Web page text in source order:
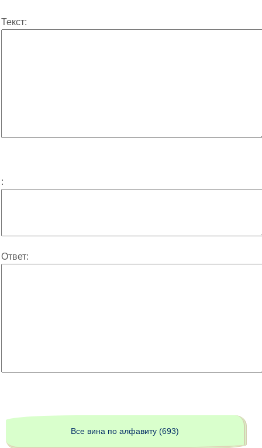
Текст:
:
Ответ:
Все вина по алфавиту (693)